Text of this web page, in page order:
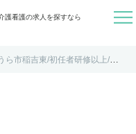
護看護の求人を探すなら 
へ
ら市稲吉東/初任者研修以上/正